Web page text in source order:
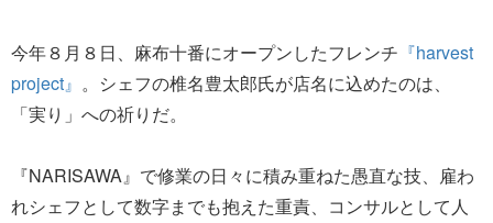
今年８月８日、麻布十番にオープンしたフレンチ 『harvest
project』 。シェフの椎名豊太郎氏が店名に込めたのは、
「実り」への祈りだ。
『NARISAWA』で修業の日々に積み重ねた愚直な技、雇わ
れシェフとして数字までも抱えた重責、コンサルとして人